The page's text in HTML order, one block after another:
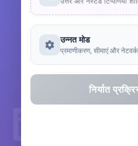
उन्नत मोड
प्रमाणीकरण, सीमाएं और
निर्यात